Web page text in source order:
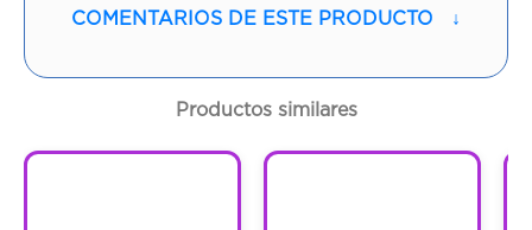
Código:1294908
COMENTARIOS DE ESTE PRODUCTO ↓
Productos similares